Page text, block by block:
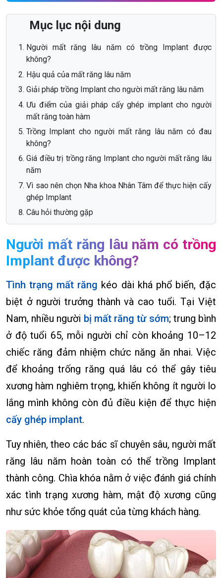
Mục lục nội dung
Người mất răng lâu năm có trồng Implant được
không?
Hậu quả của mất răng lâu năm
Giải pháp trồng Implant cho người mất răng lâu năm
Ưu điểm của giải pháp cấy ghép implant cho người
mất răng toàn hàm
Trồng Implant cho người mất răng lâu năm có đau
không?
Giá điều trị trồng răng Implant cho người mất răng lâu
năm
Vì sao nên chọn Nha khoa Nhân Tâm để thực hiện cấy
ghép Implant
Câu hỏi thường gặp
Người mất răng lâu năm có trồng
Implant được không?
Tình trạng mất răng kéo dài khá phổ biến, đặc
biệt ở người trưởng thành và cao tuổi. Tại Việt
Nam, nhiều người bị mất răng từ sớm; trung bình
ở độ tuổi 65, mỗi người chỉ còn khoảng 10–12
chiếc răng đảm nhiệm chức năng ăn nhai. Việc
để khoảng trống răng quá lâu có thể gây tiêu
xương hàm nghiêm trọng, khiến không ít người lo
lắng mình không còn đủ điều kiện để thực hiện
cấy ghép implant.
Tuy nhiên, theo các bác sĩ chuyên sâu, người mất
răng lâu năm hoàn toàn có thể trồng Implant
thành công. Chìa khóa nằm ở việc đánh giá chính
xác tình trạng xương hàm, mật độ xương cũng
như sức khỏe tổng quát của từng khách hàng.